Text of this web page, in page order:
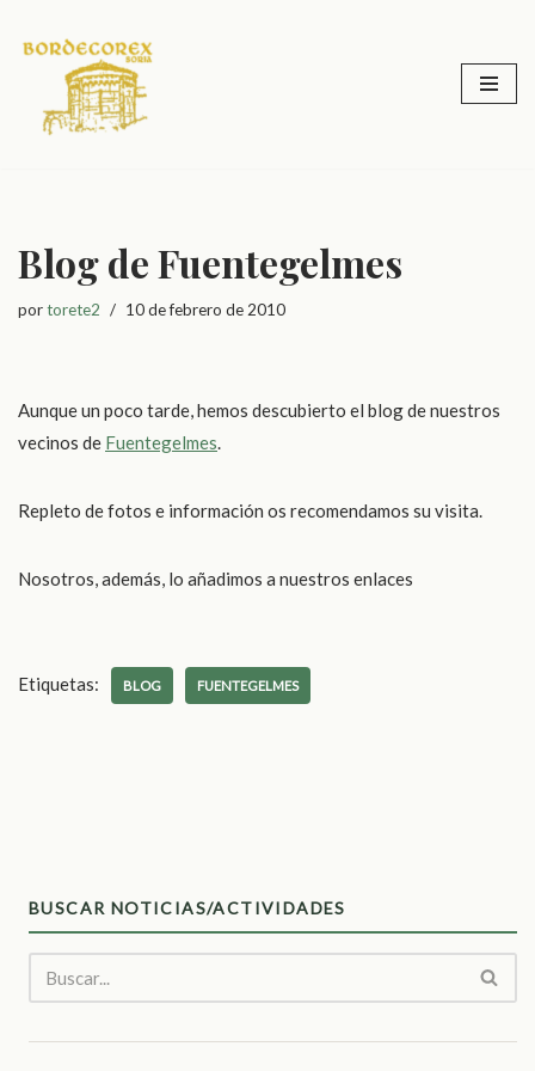
contenido
Blog de Fuentegelmes
portorete2 10 de febrero de 2010
Aunque un poco tarde, hemos descubierto el blog de nuestros
vecinos de Fuentegelmes.
Repleto de fotos e información os recomendamos su visita.
Nosotros, además, lo añadimos a nuestros enlaces
Etiquetas: BLOG FUENTEGELMES
BUSCAR NOTICIAS/ACTIVIDADES